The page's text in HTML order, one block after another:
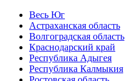
Весь Юг
Астраханская область
Волгоградская область
Краснодарский край
Республика Адыгея
Республика Калмыкия